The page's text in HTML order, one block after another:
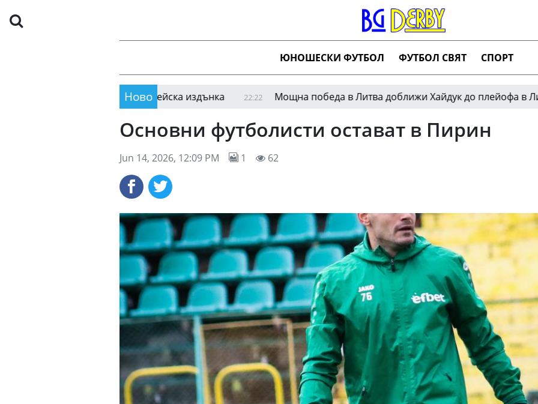
ЮНОШЕСКИ ФУТБОЛ ФУТБОЛ СВЯТ СПОРТ
Ново
спаси от нова европейска издънка 22:22 Мощна победа в Литва доближи Хайдук до плейофа в Лигата на
Основни футболисти остават в Пирин
Jun 14, 2026, 12:09 PM 1 62